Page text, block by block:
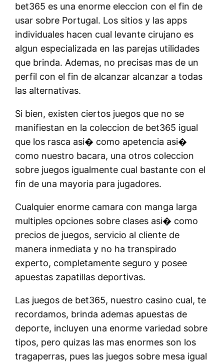
bet365 es una enorme eleccion con el fin de
usar sobre Portugal. Los sitios y las apps
individuales hacen cual levante cirujano es
algun especializada en las parejas utilidades
que brinda. Ademas, no precisas mas de un
perfil con el fin de alcanzar alcanzar a todas
las alternativas.
Si bien, existen ciertos juegos que no se
manifiestan en la coleccion de bet365 igual
que los rasca asi� como apetencia asi�
como nuestro bacara, una otros coleccion
sobre juegos igualmente cual bastante con el
fin de una mayoria para jugadores.
Cualquier enorme camara con manga larga
multiples opciones sobre clases asi� como
precios de juegos, servicio al cliente de
manera inmediata y no ha transpirado
experto, completamente seguro y posee
apuestas zapatillas deportivas.
Las juegos de bet365, nuestro casino cual, te
recordamos, brinda ademas apuestas de
deporte, incluyen una enorme variedad sobre
tipos, pero quizas las mas enormes son los
tragaperras, pues las juegos sobre mesa igual